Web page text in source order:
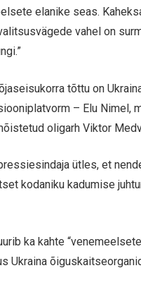
elanike seas.
vahel on
tõttu on
– Elu
oligarh Viktor
ütles, et
kodaniku kadumise
ka kahte
Ukraina